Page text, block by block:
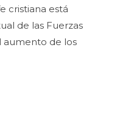
cristiana está
de las Fuerzas
aumento de los